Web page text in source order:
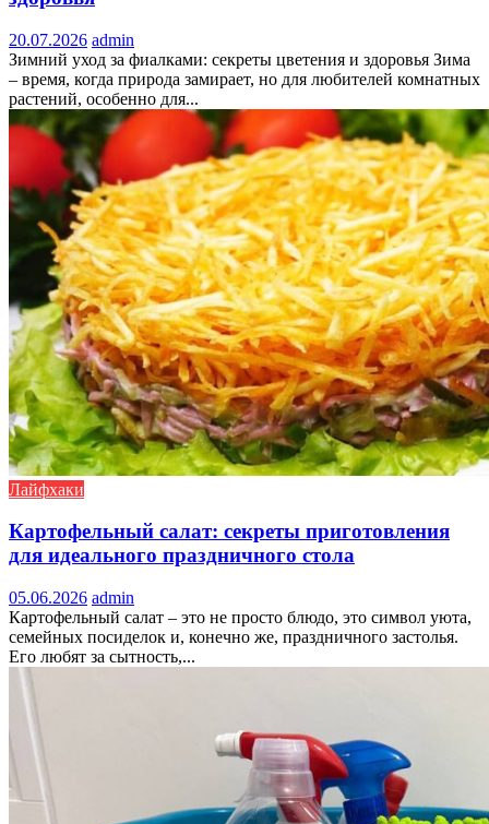
20.07.2026 admin
Зимний уход за фиалками: секреты цветения и здоровья Зима
– время, когда природа замирает, но для любителей комнатных
растений, особенно для...
Лайфхаки
Картофельный салат: секреты приготовления
для идеального праздничного стола
05.06.2026 admin
Картофельный салат – это не просто блюдо, это символ уюта,
семейных посиделок и, конечно же, праздничного застолья.
Его любят за сытность,...